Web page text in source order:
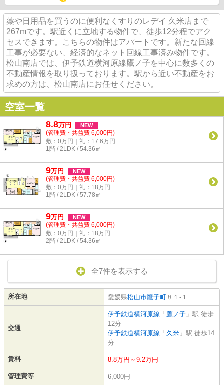
薬や日用品を買うのに便利なくすりのレデイ 久米店まで
267mです。駅近くに立地する物件で、徒歩12分程でアク
セスできます。こちらの物件はアパートです。新たな回線
工事が必要ない、経済的なネット回線工事済み物件です。
松山南店では、伊予鉄道横河原線鷹ノ子を中心に数多くの
不動産情報を取り扱っております。駅から近い不動産をお
求めの方は、松山南店にお任せください。
空室一覧
8.8万円 NEW
(管理費・共益費 6,000円)
敷：0万円｜礼：17.6万円
1階 / 2LDK / 54.36㎡
9万円 NEW
(管理費・共益費 6,000円)
敷：0万円｜礼：18万円
1階 / 2LDK / 57.78㎡
9万円 NEW
(管理費・共益費 6,000円)
敷：0万円｜礼：18万円
2階 / 2LDK / 54.36㎡
全7件を表示する
所在地 愛媛県松山市鷹子町 ８１-１
交通
伊予鉄道横河原線 「 鷹ノ子 」駅 徒歩
12分
伊予鉄道横河原線 「 久米 」駅 徒歩14
分
賃料 8.8万円～9.2万円
管理費等 6,000円